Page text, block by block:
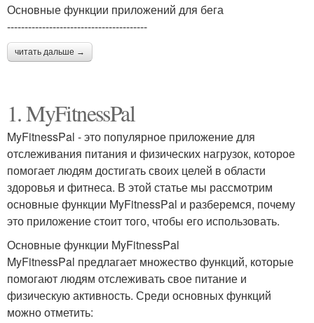
Основные функции приложений для бега
----------------------------------------
читать дальше →
1. MyFitnessPal
MyFitnessPal - это популярное приложение для
отслеживания питания и физических нагрузок, которое
помогает людям достигать своих целей в области
здоровья и фитнеса. В этой статье мы рассмотрим
основные функции MyFitnessPal и разберемся, почему
это приложение стоит того, чтобы его использовать.
Основные функции MyFitnessPal
MyFitnessPal предлагает множество функций, которые
помогают людям отслеживать свое питание и
физическую активность. Среди основных функций
можно отметить: